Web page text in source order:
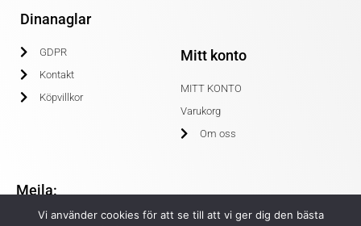
Dinanaglar
GDPR
Kontakt
Köpvillkor
Mitt konto
MITT KONTO
Varukorg
Om oss
Mejla:
info@dinanaglar.se
Vi använder cookies för att se till att vi ger dig den bästa